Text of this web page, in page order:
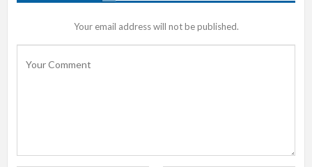
Your email address will not be published.